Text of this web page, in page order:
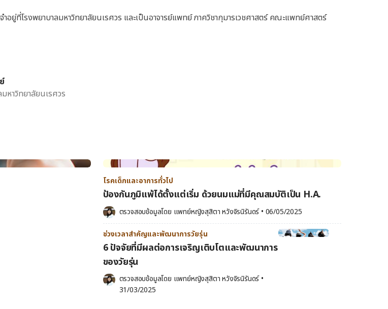
ที่โรงพยาบาลมหาวิทยาลัยนเรศวร และเป็นอาจารย์แพทย์ ภาควิชากุมารเวชศาสตร์ คณะแพทย์ศาสตร์
หาวิทยาลัยนเรศวร
โรคเด็กและอาการทั่วไป
ป้องกันภูมิแพ้ได้ตั้งแต่เริ่ม ด้วยนมแม่ที่มีคุณสมบัติเป็น H.A.
ตรวจสอบข้อมูลโดย แพทย์หญิงสุสิตา หวังจิรนิรันดร์ • 06/05/2025
ช่วงเวลาสำคัญและพัฒนาการวัยรุ่น
6 ปัจจัยที่มีผลต่อการเจริญเติบโตและพัฒนาการ
ของวัยรุ่น
ตรวจสอบข้อมูลโดย แพทย์หญิงสุสิตา หวังจิรนิรันดร์ •
31/03/2025